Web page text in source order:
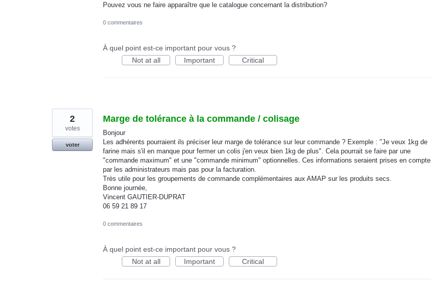
Pouvez vous ne faire apparaître que le catalogue concernant la distribution?
0 commentaires
À quel point est-ce important pour vous ?
Not at all
Important Critical
Marge de tolérance à la commande / colisage
Bonjour
Les adhérents pourraient ils préciser leur marge de tolérance sur leur commande ? Exemple : "Je veux 1kg de
farine mais s'il en manque pour fermer un colis j'en veux bien 1kg de plus". Cela pourrait se faire par une
"commande maximum" et une "commande minimum" optionnelles. Ces informations seraient prises en compte
par les administrateurs mais pas pour la facturation.
Très utile pour les groupements de commande complémentaires aux AMAP sur les produits secs.
Bonne journée,
Vincent GAUTIER-DUPRAT
06 59 21 89 17
2
votes
voter
0 commentaires
À quel point est-ce important pour vous ?
Not at all
Important Critical